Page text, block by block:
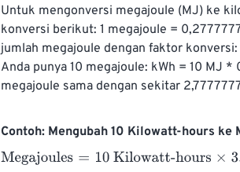
Untuk mengonversi megajoule (MJ) ke
konversi berikut: 1 megajoule =
jumlah megajoule dengan faktor
Anda punya 10 megajoule: kWh = 10 MJ
megajoule sama dengan sekitar
Contoh: Mengubah 10 Kilowatt-hours ke
Megajoules= 10 Kilowatt-hours×3.6=36